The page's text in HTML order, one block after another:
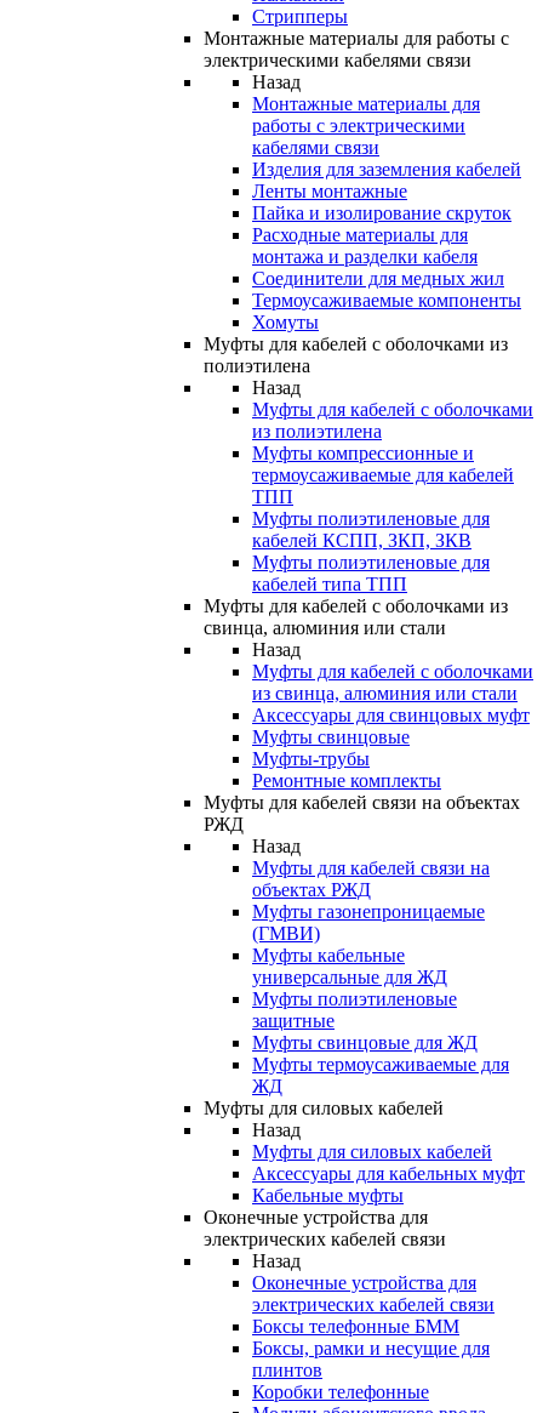
Стрипперы
Монтажные материалы для работы с
электрическими кабелями связи
Назад
Монтажные материалы для
работы с электрическими
кабелями связи
Изделия для заземления кабелей
Ленты монтажные
Пайка и изолирование скруток
Расходные материалы для
монтажа и разделки кабеля
Соединители для медных жил
Термоусаживаемые компоненты
Хомуты
Муфты для кабелей с оболочками из
полиэтилена
Назад
Муфты для кабелей с оболочками
из полиэтилена
Муфты компрессионные и
термоусаживаемые для кабелей
ТПП
Муфты полиэтиленовые для
кабелей КСПП, ЗКП, ЗКВ
Муфты полиэтиленовые для
кабелей типа ТПП
Муфты для кабелей с оболочками из
свинца, алюминия или стали
Назад
Муфты для кабелей с оболочками
из свинца, алюминия или стали
Аксессуары для свинцовых муфт
Муфты свинцовые
Муфты-трубы
Ремонтные комплекты
Муфты для кабелей связи на объектах
РЖД
Назад
Муфты для кабелей связи на
объектах РЖД
Муфты газонепроницаемые
(ГМВИ)
Муфты кабельные
универсальные для ЖД
Муфты полиэтиленовые
защитные
Муфты свинцовые для ЖД
Муфты термоусаживаемые для
ЖД
Муфты для силовых кабелей
Назад
Муфты для силовых кабелей
Аксессуары для кабельных муфт
Кабельные муфты
Оконечные устройства для
электрических кабелей связи
Назад
Оконечные устройства для
электрических кабелей связи
Боксы телефонные БММ
Боксы, рамки и несущие для
плинтов
Коробки телефонные